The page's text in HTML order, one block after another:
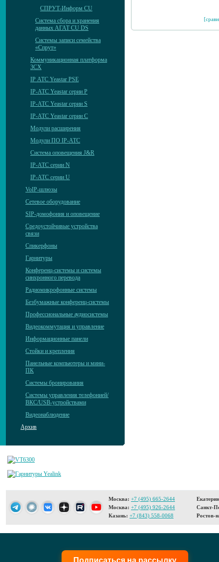
СПРУТ-Информ CU
Система сбора и хранения
данных АГАТ CU DS
Системы записи семейства
«Спрут»
Коммуникационная платформа
3CX
IP АТС Yeastar PSE
IP-АТС Yeastar серии P
IP-АТС Yeastar серии S
IP-АТС Yeastar серии C
Модули расширения
Модули ПО IP-АТС
Система оповещения J&R
IP-АТС серии N
IP-АТС серии U
VoIP-шлюзы
Сетевое оборудование
SIP-домофония и оповещение
Средоустойчивые устройства
связи
Спикерфоны
Гарнитуры
Конференц-системы и системы
синхронного перевода
Радиомикрофонные системы
Безбумажные конференц-системы
Профессиональные аудиосистемы
Видеокоммутация и управление
Информационные панели
Стойки и крепления
Панельные компьютеры и мини-
ПК
Системы бронирования
Системы управления телефонией/
ВКС/USB-устройствами
Видеонаблюдение
Архив
Москва: +7 (495) 665-2644
Москва: +7 (495) 926-2644
Казань: +7 (843) 558-0068
Санкт-
Ростов-
Подписаться на рассылку